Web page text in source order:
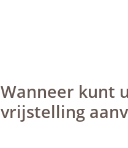
Wanneer kunt
vrijstelling